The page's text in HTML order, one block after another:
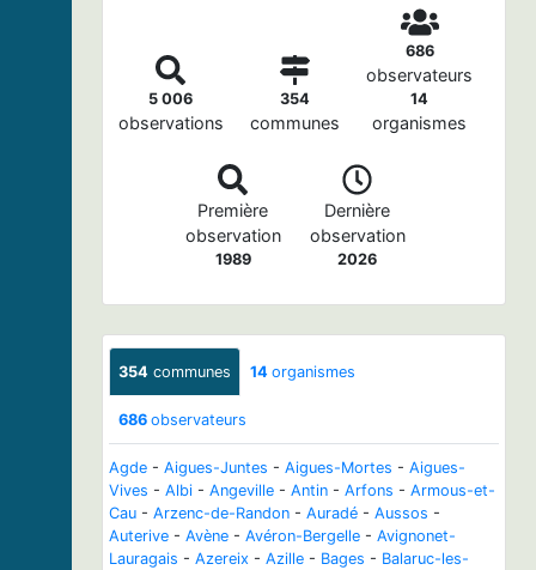
5 006
observations
354
communes
686
observateurs
14
organismes
Première
observation
1989
Dernière
observation
2026
354 communes 14 organismes
686 observateurs
Agde - Aigues-Juntes - Aigues-Mortes - Aigues-
Vives - Albi - Angeville - Antin - Arfons - Armous-et-
Cau - Arzenc-de-Randon - Auradé - Aussos -
Auterive - Avène - Avéron-Bergelle - Avignonet-
Lauragais - Azereix - Azille - Bages - Balaruc-les-